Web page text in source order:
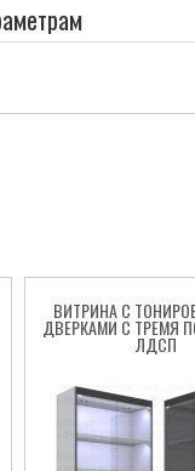
ВИТРИНА С
ДВЕРКАМИ С ТРЕМЯ
ЛДСП